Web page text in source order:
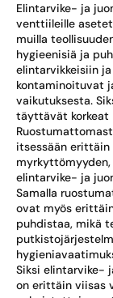
Elintarvike- ja
venttiileille
muilla
hygieenisiä ja
elintarvikkeisiin
kontaminoituvat
vaikutuksesta.
täyttävät korkeat
itsessään
elintarvike- ja
Samalla
ovat myös
puhdistaa, mikä
Siksi elintarvike-
on erittäin viisas